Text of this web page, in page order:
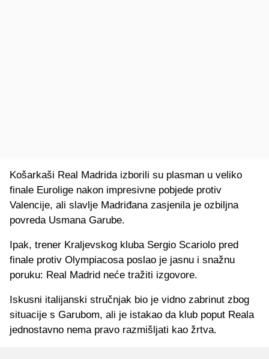
Košarkaši Real Madrida izborili su plasman u veliko
finale Eurolige nakon impresivne pobjede protiv
Valencije, ali slavlje Madriđana zasjenila je ozbiljna
povreda Usmana Garube.
Ipak, trener Kraljevskog kluba Sergio Scariolo pred
finale protiv Olympiacosa poslao je jasnu i snažnu
poruku: Real Madrid neće tražiti izgovore.
Iskusni italijanski stručnjak bio je vidno zabrinut zbog
situacije s Garubom, ali je istakao da klub poput Reala
jednostavno nema pravo razmišljati kao žrtva.